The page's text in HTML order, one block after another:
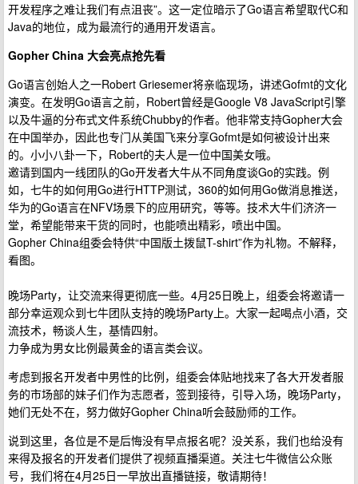
开发程序之难让我们有点沮丧”。这一定位暗示了Go语言希望取代C和
Java的地位，成为最流行的通用开发语言。
Gopher China 大会亮点抢先看
Go语言创始人之一Robert Griesemer将亲临现场，讲述Gofmt的文化
演变。在发明Go语言之前，Robert曾经是Google V8 JavaScript引擎
以及牛逼的分布式文件系统Chubby的作者。他非常支持Gopher大会
在中国举办，因此也专门从美国飞来分享Gofmt是如何被设计出来
的。小小八卦一下，Robert的夫人是一位中国美女哦。
邀请到国内一线团队的Go开发者大牛从不同角度谈Go的实践。例
如，七牛的如何用Go进行HTTP测试，360的如何用Go做消息推送，
华为的Go语言在NFV场景下的应用研究，等等。技术大牛们济济一
堂，希望能带来干货的同时，也能喷出精彩，喷出中国。
Gopher China组委会特供“中国版土拨鼠T-shirt”作为礼物。不解释，
看图。
晚场Party，让交流来得更彻底一些。4月25日晚上，组委会将邀请一
部分幸运观众到七牛团队支持的晚场Party上。大家一起喝点小酒，交
流技术，畅谈人生，基情四射。
力争成为男女比例最黄金的语言类会议。
考虑到报名开发者中男性的比例，组委会体贴地找来了各大开发者服
务的市场部的妹子们作为志愿者，签到接待，引导入场，晚场Party，
她们无处不在，努力做好Gopher China听会鼓励师的工作。
说到这里，各位是不是后悔没有早点报名呢？没关系，我们也给没有
来得及报名的开发者们提供了视频直播渠道。关注七牛微信公众账
号，我们将在4月25日一早放出直播链接，敬请期待！